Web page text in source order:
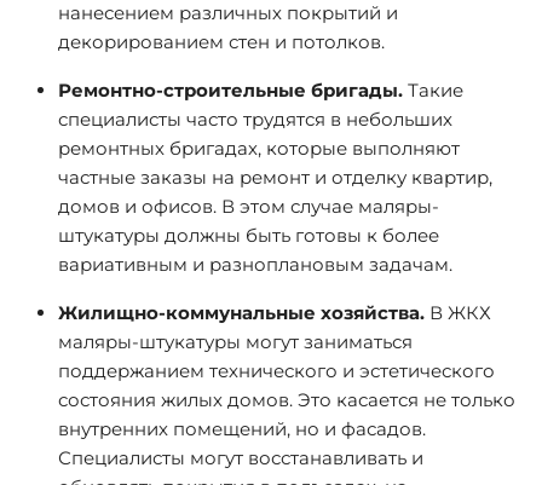
нанесением различных покрытий и
декорированием стен и потолков.
Ремонтно-строительные бригады. Такие
специалисты часто трудятся в небольших
ремонтных бригадах, которые выполняют
частные заказы на ремонт и отделку квартир,
домов и офисов. В этом случае маляры-
штукатуры должны быть готовы к более
вариативным и разноплановым задачам.
Жилищно-коммунальные хозяйства. В ЖКХ
маляры-штукатуры могут заниматься
поддержанием технического и эстетического
состояния жилых домов. Это касается не только
внутренних помещений, но и фасадов.
Специалисты могут восстанавливать и